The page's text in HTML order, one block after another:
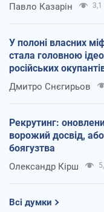
Павло Казарін 3,1
У полоні власних
стала головною
російських
Дмитро Снєгирьов
Рекрутинг:
ворожий досвід,
боягузтва
Олександр Кірш
Всі думки